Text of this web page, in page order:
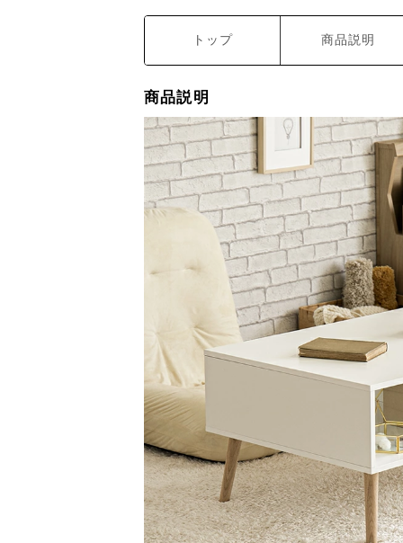
トップ 商品説明
商品説明